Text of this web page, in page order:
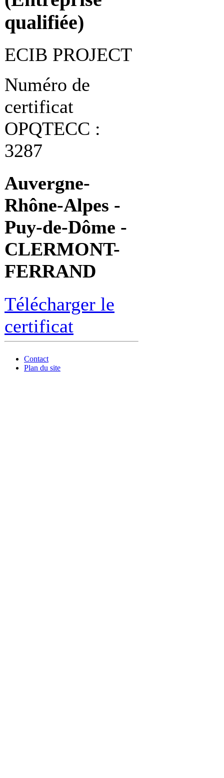
qualifiée)
ECIB PROJECT
Numéro de
certificat
OPQTECC :
3287
Auvergne-
Rhône-Alpes -
Puy-de-Dôme -
CLERMONT-
FERRAND
Télécharger le
certificat
Contact
Plan du site